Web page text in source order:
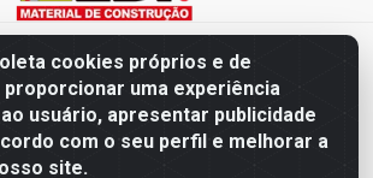
cookies próprios e de
uma experiência
usuário, apresentar publicidade
com o seu perfil e melhorar a
site.
Av. Presidente Tancredo Neves, 203 – Bairro
Pessoa / PB - CEP 58028-840 - CNPJ
02.019.761/0003-82